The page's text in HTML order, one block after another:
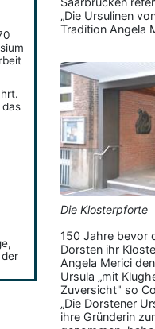
„Die Ursulinen
Tradition Angela
Die Klosterpforte
150 Jahre bevor
Dorsten ihr
Angela Merici
Ursula „mit
Zuversicht" so
„Die Dorstener
ihre Gründerin